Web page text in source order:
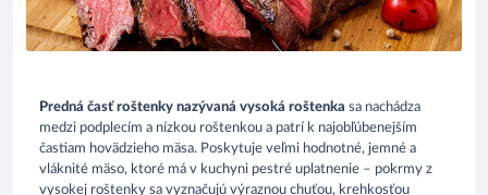
Predná časť roštenky nazývaná vysoká roštenka sa nachádza
medzi podplecím a nízkou roštenkou a patrí k najobľúbenejším
častiam hovädzieho mäsa. Poskytuje veľmi hodnotné, jemné a
vláknité mäso, ktoré má v kuchyni pestré uplatnenie – pokrmy z
vysokej roštenky sa vyznačujú výraznou chuťou, krehkosťou